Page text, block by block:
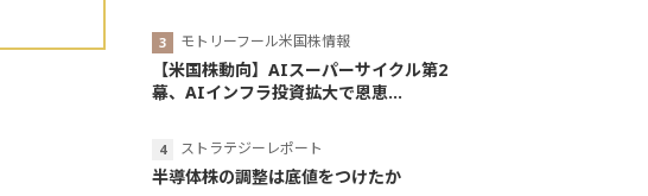
モトリーフール米国株情報
【米国株動向】AIスーパーサイクル第2
幕、AIインフラ投資拡大で恩恵...
ストラテジーレポート
半導体株の調整は底値をつけたか